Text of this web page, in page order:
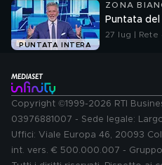
PUNTATA INTERA
ZONA
Puntata
27 lug | Rete
Copyright ©1999-2026 RTI
03976881007 - Sede legale:
Uffici: Viale Europa 46, 20093
int. vers. € 500.000.007 -